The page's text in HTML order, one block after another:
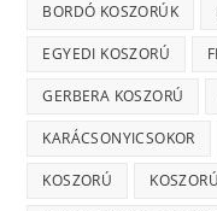
BORDÓ KOSZORÚK
EGYEDI KOSZORÚ
GERBERA KOSZORÚ
KARÁCSONYICSOKOR
KOSZORÚ